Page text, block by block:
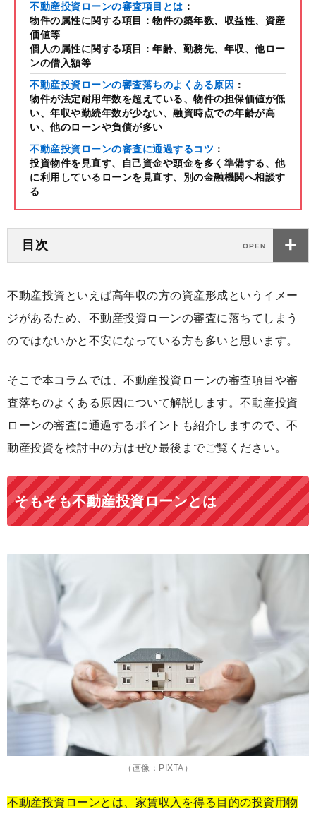
不動産投資ローンの審査項目とは ：
物件の属性に関する項目：物件の築年数、収益性、資産
価値等
個人の属性に関する項目：年齢、勤務先、年収、他ロー
ンの借入額等
不動産投資ローンの審査落ちのよくある原因 ：
物件が法定耐用年数を超えている、物件の担保価値が低
い、年収や勤続年数が少ない、融資時点での年齢が高
い、他のローンや負債が多い
不動産投資ローンの審査に通過するコツ ：
投資物件を見直す、自己資金や頭金を多く準備する、他
に利用しているローンを見直す、別の金融機関へ相談す
る
目次
不動産投資といえば高年収の方の資産形成というイメー
ジがあるため、不動産投資ローンの審査に落ちてしまう
のではないかと不安になっている方も多いと思います。
そこで本コラムでは、不動産投資ローンの審査項目や審
査落ちのよくある原因について解説します。不動産投資
ローンの審査に通過するポイントも紹介しますので、不
動産投資を検討中の方はぜひ最後までご覧ください。
そもそも不動産投資ローンとは
（画像：PIXTA）
不動産投資ローンとは、家賃収入を得る目的の投資用物